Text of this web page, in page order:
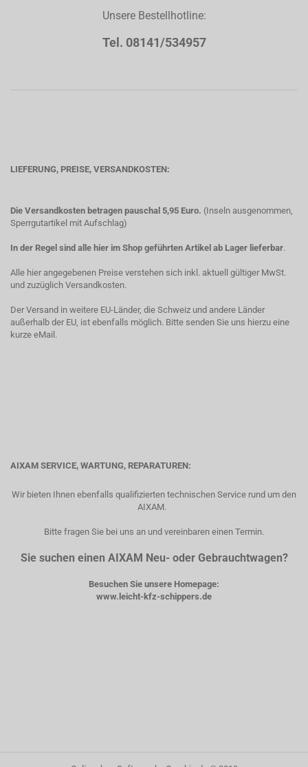
Unsere Bestellhotline:
Tel. 08141/534957
LIEFERUNG, PREISE, VERSANDKOSTEN:
Die Versandkosten betragen pauschal 5,95 Euro. (Inseln ausgenommen,
Sperrgutartikel mit Aufschlag)
In der Regel sind alle hier im Shop geführten Artikel ab Lager lieferbar.
Alle hier angegebenen Preise verstehen sich inkl. aktuell gültiger MwSt.
und zuzüglich Versandkosten.
Der Versand in weitere EU-Länder, die Schweiz und andere Länder
außerhalb der EU, ist ebenfalls möglich. Bitte senden Sie uns hierzu eine
kurze eMail.
AIXAM SERVICE, WARTUNG, REPARATUREN:
Wir bieten Ihnen ebenfalls qualifizierten technischen Service rund um den
AIXAM.
Bitte fragen Sie bei uns an und vereinbaren einen Termin.
Sie suchen einen AIXAM Neu- oder Gebrauchtwagen?
Besuchen Sie unsere Homepage:
www.leicht-kfz-schippers.de